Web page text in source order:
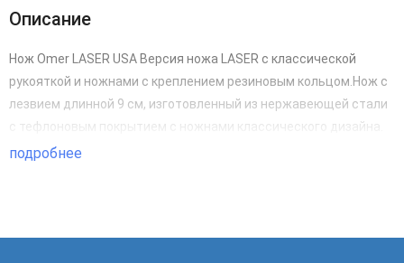
Описание
Нож Omer LASER USA Версия ножа LASER с классической
рукояткой и ножнами с креплением резиновым кольцом.Нож с
лезвием длинной 9 см, изготовленный из нержавеющей стали
с тефлоновым покрытием с ножнами классического дизайна.
подробнее